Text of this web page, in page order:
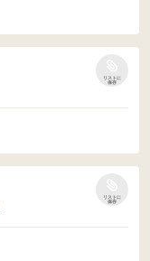
リストに
保存
リストに
保存